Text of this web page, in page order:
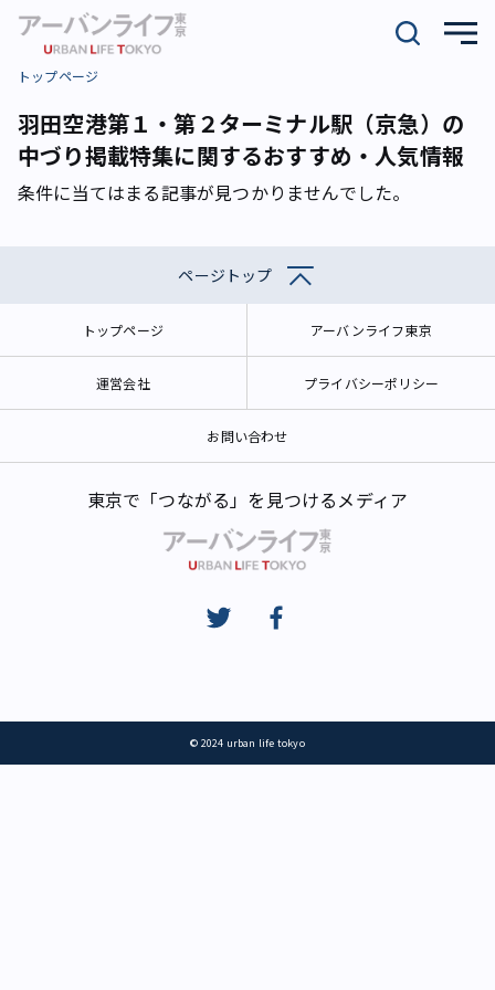
トップページ
羽田空港第１・第２ターミナル駅（京急）の
中づり掲載特集に関するおすすめ・人気情報
条件に当てはまる記事が見つかりませんでした。
ページトップ
トップページ アーバンライフ東京
運営会社 プライバシーポリシー
お問い合わせ
東京で「つながる」を見つけるメディア
© 2024 urban life tokyo